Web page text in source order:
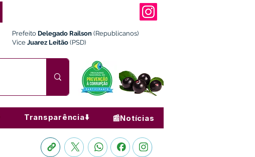
Prefeito Delegado Railson (Republicanos)
Vice Juarez Leitão (PSD)
Transparência⬇️ 📰Notícias